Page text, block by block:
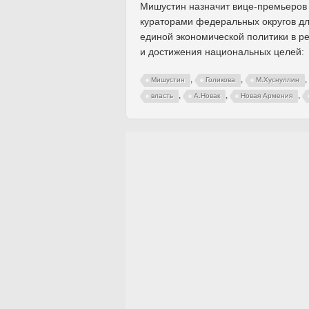
Мишустин назначит вице-премьеров
кураторами федеральных округов
единой экономической политики в
и достижения национальных целей:
Мишустин , Голикова , М.Хуснуллин ,
власть , А.Новак , Новая Армения ,